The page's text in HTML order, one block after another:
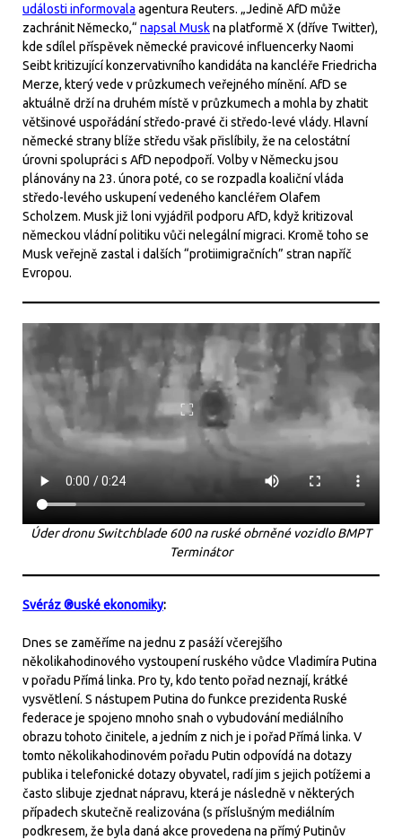
události informovala agentura Reuters. „Jedině AfD může
zachránit Německo,“ napsal Muskna platformě X (dříve Twitter),
kde sdílel příspěvek německé pravicové influencerky Naomi
Seibt kritizující konzervativního kandidáta na kancléře Friedricha
Merze, který vede v průzkumech veřejného mínění. AfD se
aktuálně drží na druhém místě v průzkumech a mohla by zhatit
většinové uspořádání středo-pravé či středo-levé vlády. Hlavní
německé strany blíže středu však přislíbily, že na celostátní
úrovni spolupráci s AfD nepodpoří. Volby v Německu jsou
plánovány na 23. února poté, co se rozpadla koaliční vláda
středo-levého uskupení vedeného kancléřem Olafem
Scholzem. Musk již loni vyjádřil podporu AfD, když kritizoval
německou vládní politiku vůči nelegální migraci. Kromě toho se
Musk veřejně zastal i dalších “protiimigračních” stran napříč
Evropou.
Úder dronu Switchblade 600 na ruské obrněné vozidlo BMPT
Terminátor
Svéráz ®uské ekonomiky:
Dnes se zaměříme na jednu z pasáží včerejšího
několikahodinového vystoupení ruského vůdce Vladimíra Putina
v pořadu Přímá linka. Pro ty, kdo tento pořad neznají, krátké
vysvětlení. S nástupem Putina do funkce prezidenta Ruské
federace je spojeno mnoho snah o vybudování mediálního
obrazu tohoto činitele, a jedním z nich je i pořad Přímá linka. V
tomto několikahodinovém pořadu Putin odpovídá na dotazy
publika i telefonické dotazy obyvatel, radí jim s jejich potížemi a
často slibuje zjednat nápravu, která je následně v některých
případech skutečně realizována (s příslušným mediálním
podkresem, že byla daná akce provedena na přímý Putinův